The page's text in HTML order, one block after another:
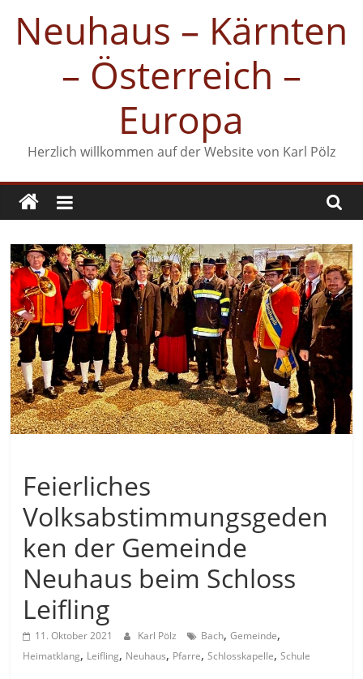
Inhalt
springen
Neuhaus – Kärnten
– Österreich –
Europa
Herzlich willkommen auf der Website von Karl Pölz
Feierliches
Volksabstimmungsgeden
ken der Gemeinde
Neuhaus beim Schloss
Leifling
11. Oktober 2021 Karl Pölz Bach,Gemeinde,
Heimatklang, Leifling, Neuhaus, Pfarre,Schlosskapelle,Schule